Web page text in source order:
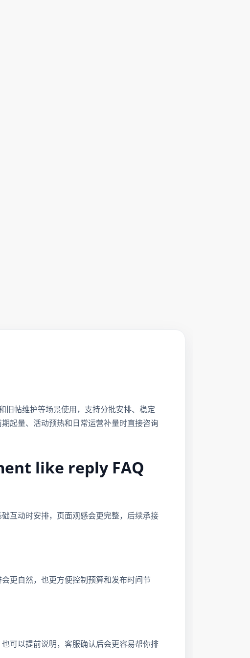
帖维护等场景使用，支持分批安排、稳定
起量、活动预热和日常运营补量时直接咨询
like reply FAQ
互动时安排，页面观感会更完整，后续承接
更自然，也更方便控制预算和发布时间节
可以提前说明，客服确认后会更容易帮你排